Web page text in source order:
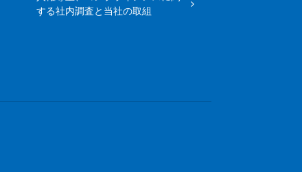
する社内調査と当社の取組